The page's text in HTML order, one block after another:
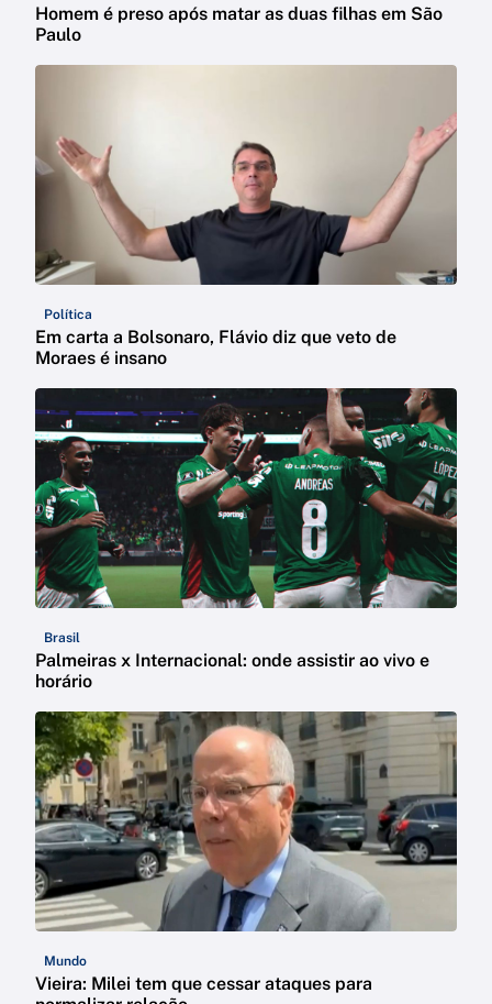
Homem é preso após matar as duas filhas em São
Paulo
Política
Em carta a Bolsonaro, Flávio diz que veto de
Moraes é insano
Brasil
Palmeiras x Internacional: onde assistir ao vivo e
horário
Mundo
Vieira: Milei tem que cessar ataques para